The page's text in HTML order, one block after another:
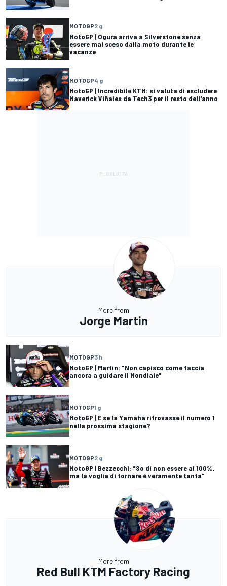
MOTOGP2 g
MotoGP | Ogura arriva a Silverstone senza
essere mai sceso dalla moto durante le
vacanze
MOTOGP4 g
MotoGP | Incredibile KTM: si valuta di escludere
Maverick Viñales da Tech3 per il resto dell'anno
More from
Jorge Martin
MOTOGP3 h
MotoGP | Martin: "Non capisco come faccia
ancora a guidare il Mondiale"
MOTOGP1 g
MotoGP | E se la Yamaha ritrovasse il numero 1
nella prossima stagione?
MOTOGP2 g
MotoGP | Bezzecchi: "So di non essere al 100%,
ma la voglia di tornare è veramente tanta"
More from
Red Bull KTM Factory Racing